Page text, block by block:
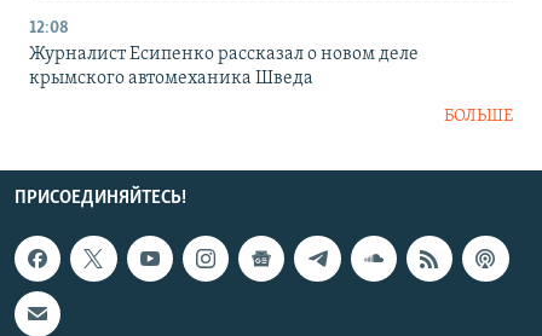
12:08
Журналист Есипенко рассказал о новом деле
крымского автомеханика Шведа
БОЛЬШЕ
ПРИСОЕДИНЯЙТЕСЬ!